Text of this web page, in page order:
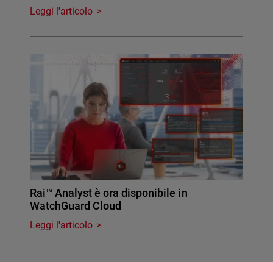
Leggi l'articolo
Rai™ Analyst è ora disponibile in
WatchGuard Cloud
Leggi l'articolo